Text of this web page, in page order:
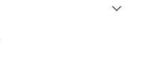
expand_more